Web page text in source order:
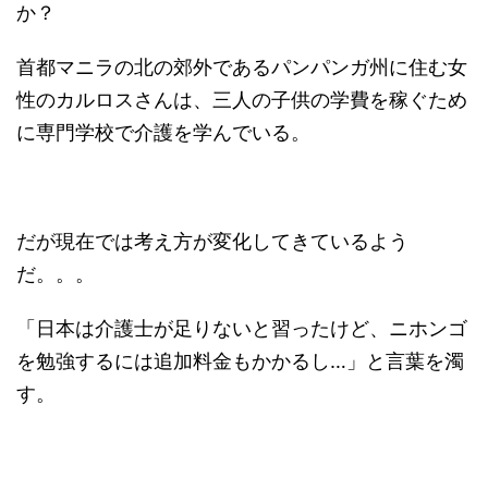
か？
首都マニラの北の郊外であるパンパンガ州に住む女
性のカルロスさんは、三人の子供の学費を稼ぐため
に専門学校で介護を学んでいる。
だが現在では考え方が変化してきているよう
だ。。。
「日本は介護士が足りないと習ったけど、ニホンゴ
を勉強するには追加料金もかかるし…」と言葉を濁
す。